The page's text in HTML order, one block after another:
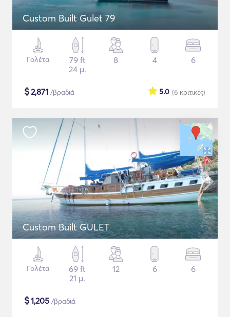
Custom Built Gulet 79
Γολέτα
79 ft
24 μ.
8 4 6
$2,871 /βραδιά (6 κριτικές)
5.0
Custom Built GULET
Γολέτα
69 ft
21 μ.
12 6 6
$1,205 /βραδιά